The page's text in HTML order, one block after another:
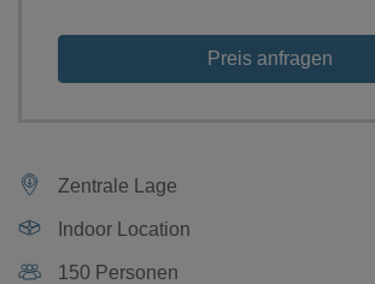
Preis anfragen
Zentrale Lage
Indoor Location
150 Personen